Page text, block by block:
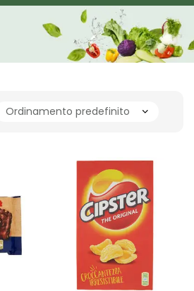
Shop Blog